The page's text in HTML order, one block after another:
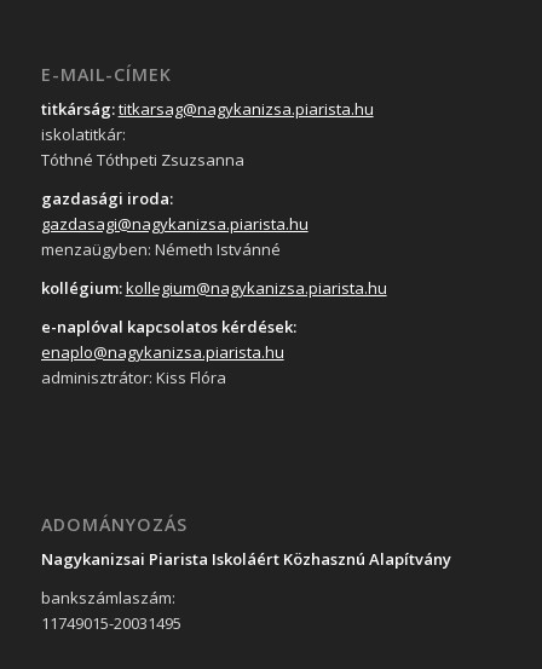
E-MAIL-CÍMEK
titkárság:titkarsag@nagykanizsa.piarista.hu
iskolatitkár:
Tóthné Tóthpeti Zsuzsanna
gazdasági iroda:
gazdasagi@nagykanizsa.piarista.hu
menzaügyben: Németh Istvánné
kollégium:kollegium@nagykanizsa.piarista.hu
e-naplóval kapcsolatos kérdések:
enaplo@nagykanizsa.piarista.hu
adminisztrátor: Kiss Flóra
ADOMÁNYOZÁS
Nagykanizsai Piarista Iskoláért Közhasznú Alapítvány
bankszámlaszám:
11749015-20031495